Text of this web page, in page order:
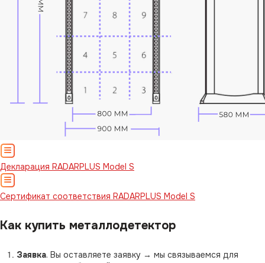
Декларация RADARPLUS Model S
Сертификат соответствия RADARPLUS Model S
Как купить металлодетектор
Заявка. Вы оставляете заявку → мы связываемся для